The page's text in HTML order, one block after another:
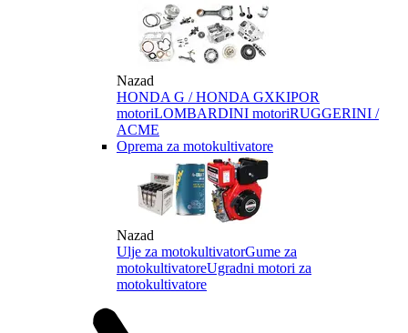
Nazad
HONDA G / HONDA GXKIPOR
motoriLOMBARDINI motoriRUGGERINI /
ACME
Oprema za motokultivatore
Nazad
Ulje za motokultivatorGume za
motokultivatoreUgradni motori za
motokultivatore